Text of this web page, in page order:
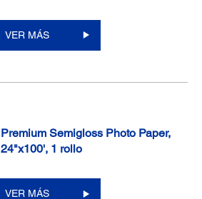
VER MÁS
Premium Semigloss Photo Paper,
24"x100', 1 rollo
VER MÁS